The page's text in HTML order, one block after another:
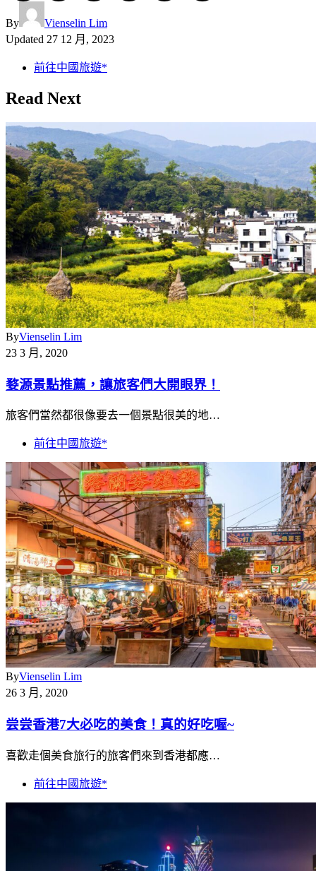
By
Vienselin Lim
Updated 27 12 月, 2023
前往中國旅遊*
Read Next
ByVienselin Lim
23 3 月, 2020
婺源景點推薦，讓旅客們大開眼界！
旅客們當然都很像要去一個景點很美的地…
前往中國旅遊*
ByVienselin Lim
26 3 月, 2020
尝尝香港7大必吃的美食！真的好吃喔~
喜歡走個美食旅行的旅客們來到香港都應…
前往中國旅遊*